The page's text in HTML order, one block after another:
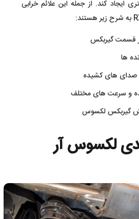
ایجاد کند. از جمله این علائم خرابی
قسمت گیربکس
ها
صدای های کشیده
و سرعت های مختلف
گیربکس لکسوس
لکسوس آر